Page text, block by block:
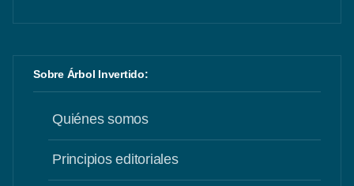
Sobre Árbol Invertido:
Quiénes somos
Principios editoriales